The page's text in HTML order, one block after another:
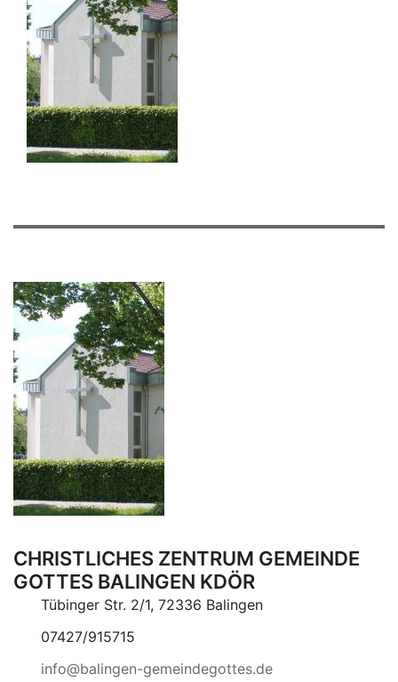
CHRISTLICHES ZENTRUM GEMEINDE
GOTTES BALINGEN KDÖR
Tübinger Str. 2/1, 72336 Balingen
07427/915715
info@balingen-gemeindegottes.de